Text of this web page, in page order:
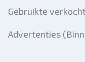
Gebruikte
Advertenties